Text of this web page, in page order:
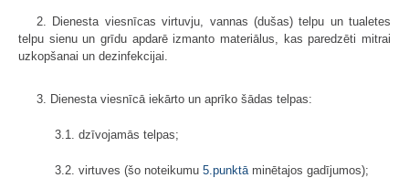
2. Dienesta viesnīcas virtuvju, vannas (dušas) telpu un tualetes
telpu sienu un grīdu apdarē izmanto materiālus, kas paredzēti mitrai
uzkopšanai un dezinfekcijai.
3. Dienesta viesnīcā iekārto un aprīko šādas telpas:
3.1. dzīvojamās telpas;
3.2. virtuves (šo noteikumu 5.punktā minētajos gadījumos);